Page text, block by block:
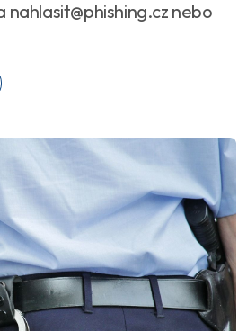
nahlasit@phishing.cz nebo